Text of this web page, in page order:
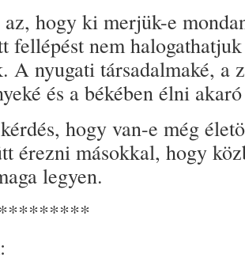
az, hogy ki merjük-e
fellépést nem
A nyugati társadalmaké, a
és a békében élni
hogy van-e még
érezni másokkal, hogy
legyen.